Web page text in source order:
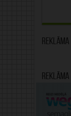
Reklāma
Reklāma